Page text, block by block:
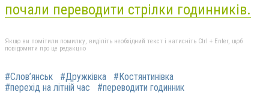
почали переводити стрілки годинників.
Якщо ви помітили помилку, виділіть необхідний текст і натисніть Ctrl + Enter, щоб
повідомити про це редакцію
#Слов’янськ #Дружківка
#Костянтинівка
#перехід на літній час
#переводити годинник